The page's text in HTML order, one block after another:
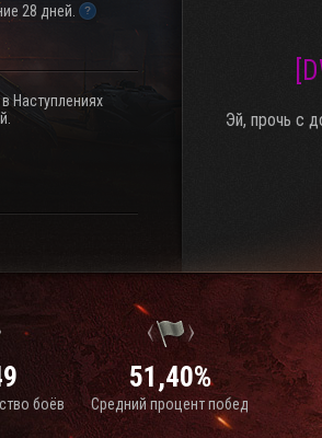
28 дней.
Наступлениях
Эй, прочь с
боёв
51,40%
Средний процент побед